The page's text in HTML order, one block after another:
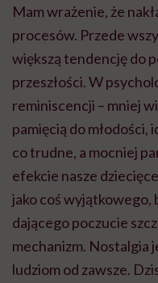
Mam wrażenie, że
procesów. Przede
większą tendencję do
przeszłości. W
reminiscencji – mniej
pamięcią do młodości,
co trudne, a mocniej
efekcie nasze
jako coś
dającego poczucie
mechanizm. Nostalgia
ludziom od zawsze.